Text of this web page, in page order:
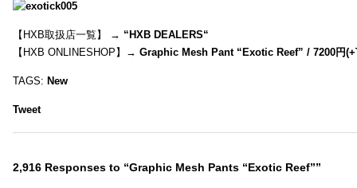
【HXB取扱店一覧】 → “HXB DEALERS“
【HXB ONLINESHOP】→ Graphic Mesh Pant “Exotic Reef” / 7200円
TAGS: New
Tweet
2,916 Responses to “Graphic Mesh Pants “Exotic Reef””